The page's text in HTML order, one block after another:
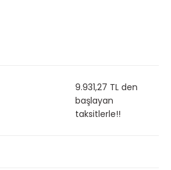
9.931,27 TL den
başlayan
taksitlerle!!